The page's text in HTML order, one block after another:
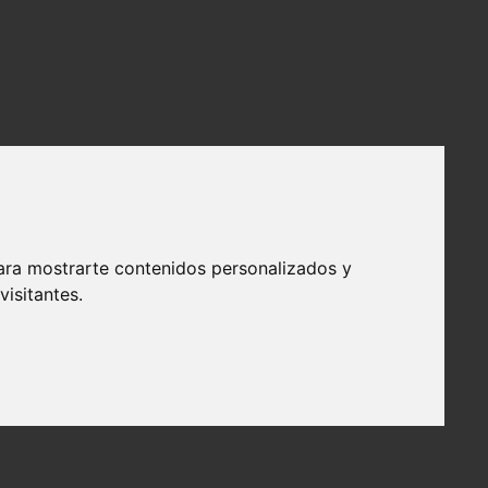
mostrarte contenidos personalizados y